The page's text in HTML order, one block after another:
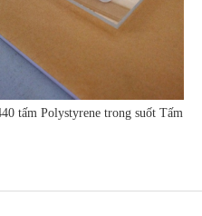
tấm Polystyrene trong suốt Tấm